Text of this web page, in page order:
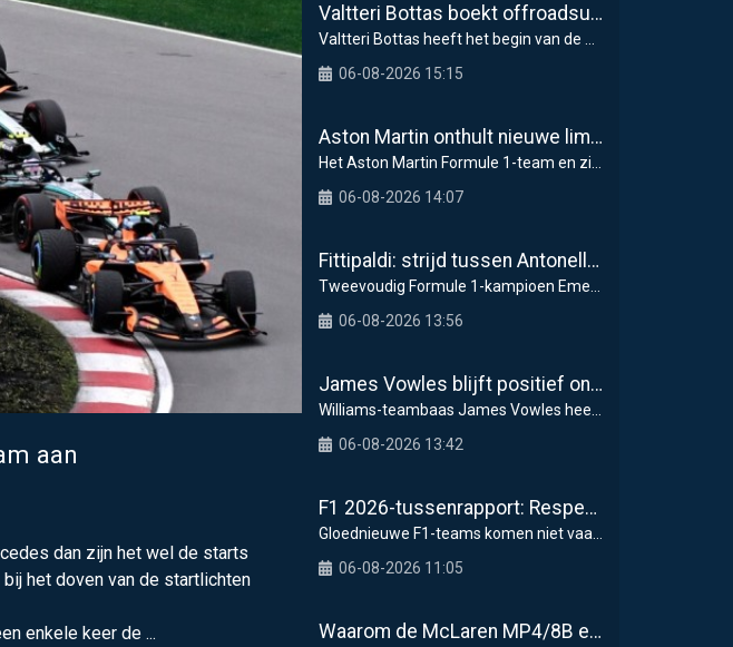
aan
dan zijn het wel de starts
het doven van de startlichten
enkele keer de ...
Valtteri Bottas boekt offroadsucces op de fiets tijdens F1-zomerstop
06-08-2026 15:15
Aston Martin onthult nieuwe limited-edition Glenfiddich-whisky
06-08-2026 14:07
Fittipaldi: strijd tussen Antonelli en Russell is goed voor F1
06-08-2026 13:56
James Vowles blijft positief ondanks moeizame start Williams 2026
06-08-2026 13:42
F1 2026-tussenrapport: Respectabele start voor Cadillac
06-08-2026 11:05
Waarom de McLaren MP4/8B een keerpunt had kunnen zijn voor de F1